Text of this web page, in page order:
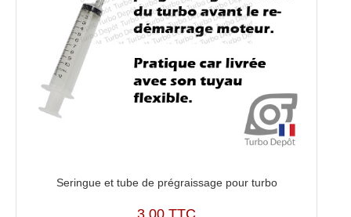
Seringue et tube de prégraissage pour turbo